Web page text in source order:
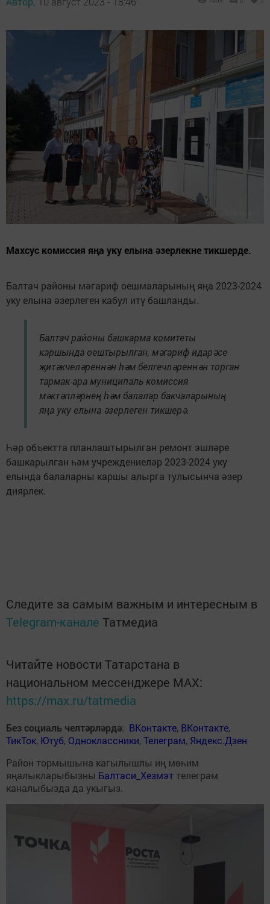
Махсус комиссия яңа уку елына әзерлекне тикшерде.
Балтач районы мәгариф оешмаларының яңа 2023-2024
уку елына әзерлеген кабул итү башланды.
Балтач районы башкарма комитеты
каршында оештырылган, мәгариф идарәсе
җитәкчеләреннән һәм белгечләреннән торган
тармак-ара муниципаль комиссия
мәктәпләрнең һәм балалар бакчаларының
яңа уку елына әзерлеген тикшерә.
Һәр объектта планлаштырылган ремонт эшләре
башкарылган һәм учреждениеләр 2023-2024 уку
елында балаларны каршы алырга тулысынча әзер
диярлек.
Следите за самым важным и интересным в
Telegram-канале Татмедиа
Читайте новости Татарстана в
национальном мессенджере MАХ:
https://max.ru/tatmedia
Без социаль челтәрләрдә: ВКонтакте, ВКонтакте,
ТикТок, Ютуб, Одноклассники,Телеграм, Яндекс.Дзен
Район тормышына кагылышлы иң мөһим
яңалыкларыбызны Балтаси_Хезмэт телеграм
каналыбызда да укыгыз.